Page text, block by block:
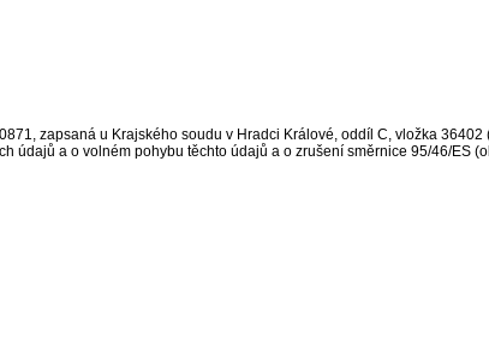
zapsaná u Krajského soudu v Hradci Králové, oddíl C, vložka 36402
údajů a o volném pohybu těchto údajů a o zrušení směrnice 95/46/ES